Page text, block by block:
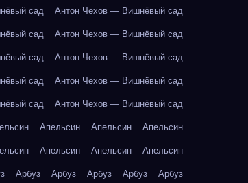
сад Антон Чехов — Вишнёвый сад
сад Антон Чехов — Вишнёвый сад
сад Антон Чехов — Вишнёвый сад
сад Антон Чехов — Вишнёвый сад
сад Антон Чехов — Вишнёвый сад
Апельсин Апельсин Апельсин
Апельсин Апельсин Апельсин
Арбуз Арбуз Арбуз Арбуз Арбуз